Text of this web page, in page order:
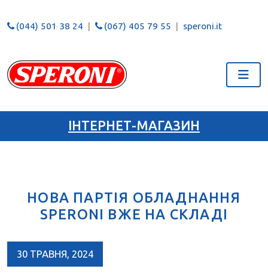
(044) 501 38 24 (067) 405 79 55 speroni.it
ІНТЕРНЕТ-МАГАЗИН
НОВА ПАРТІЯ ОБЛАДНАННЯ
SPERONI ВЖЕ НА СКЛАДІ
30 ТРАВНЯ, 2024